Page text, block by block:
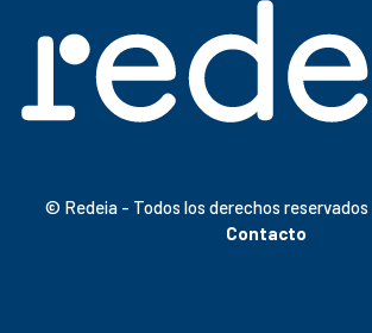
© Redeia - Todos los derechos reservados
Contacto